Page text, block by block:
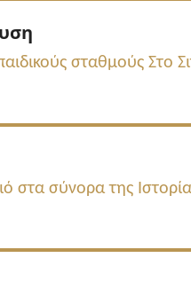
δημοσίευση:
σταθμούς Στο
στα σύνορα της